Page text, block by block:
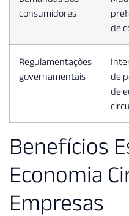
consumidores
de
Regulamentações
governamentais
de
de
Benefícios
Economia
Empresas